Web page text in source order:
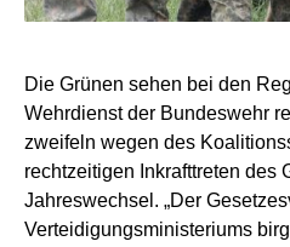
Die Grünen sehen bei den
Wehrdienst der Bundeswehr
zweifeln wegen des
rechtzeitigen Inkrafttreten des
Jahreswechsel. „Der
Verteidigungsministeriums